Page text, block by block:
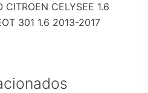
CITROEN CELYSEE 1.6
301 1.6 2013-2017